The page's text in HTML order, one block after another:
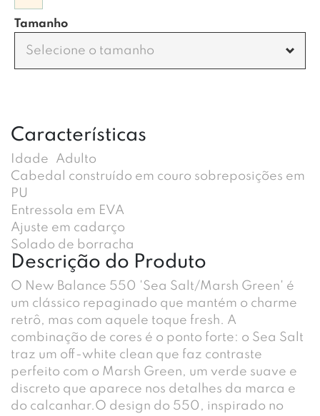
Tamanho
Selecione o tamanho
Características
Idade
Adulto
Cabedal construído em couro sobreposições em
PU
Entressola em EVA
Ajuste em cadarço
Solado de borracha
Descrição do Produto
O New Balance 550 'Sea Salt/Marsh Green' é
um clássico repaginado que mantém o charme
retrô, mas com aquele toque fresh. A
combinação de cores é o ponto forte: o Sea Salt
traz um off-white clean que faz contraste
perfeito com o Marsh Green, um verde suave e
discreto que aparece nos detalhes da marca e
do calcanhar.O design do 550, inspirado no